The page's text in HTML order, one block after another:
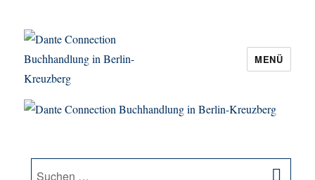
Dante Connection Buchhandlung in
MENÜ
Suche